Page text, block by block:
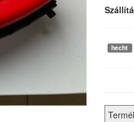
hecht